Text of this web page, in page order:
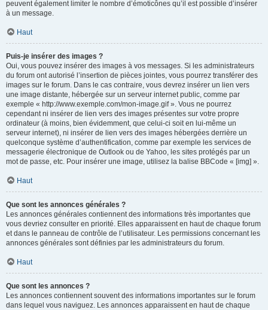
peuvent également limiter le nombre d’émoticônes qu’il est possible d’insérer
à un message.
Haut
Puis-je insérer des images ?
Oui, vous pouvez insérer des images à vos messages. Si les administrateurs
du forum ont autorisé l’insertion de pièces jointes, vous pourrez transférer des
images sur le forum. Dans le cas contraire, vous devrez insérer un lien vers
une image distante, hébergée sur un serveur internet public, comme par
exemple « http://www.exemple.com/mon-image.gif ». Vous ne pourrez
cependant ni insérer de lien vers des images présentes sur votre propre
ordinateur (à moins, bien évidemment, que celui-ci soit en lui-même un
serveur internet), ni insérer de lien vers des images hébergées derrière un
quelconque système d’authentification, comme par exemple les services de
messagerie électronique de Outlook ou de Yahoo, les sites protégés par un
mot de passe, etc. Pour insérer une image, utilisez la balise BBCode « [img] ».
Haut
Que sont les annonces générales ?
Les annonces générales contiennent des informations très importantes que
vous devriez consulter en priorité. Elles apparaissent en haut de chaque forum
et dans le panneau de contrôle de l’utilisateur. Les permissions concernant les
annonces générales sont définies par les administrateurs du forum.
Haut
Que sont les annonces ?
Les annonces contiennent souvent des informations importantes sur le forum
dans lequel vous naviguez. Les annonces apparaissent en haut de chaque